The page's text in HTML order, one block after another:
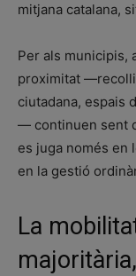
mitjana catalana,
Per als municipis,
proximitat
ciutadana, espais
— continuen sent
es juga només en
en la gestió
La